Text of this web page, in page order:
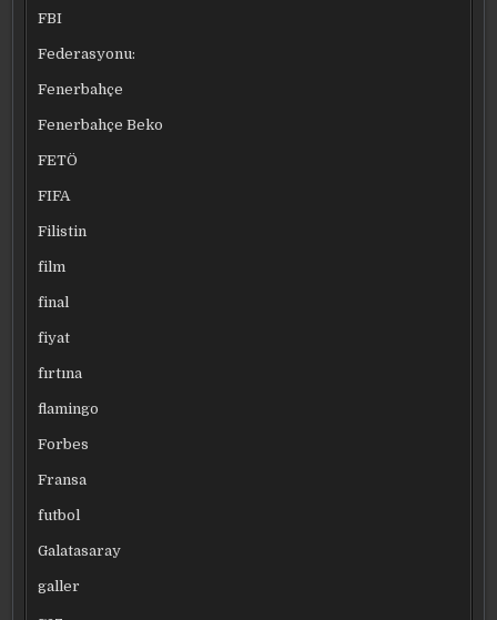
FBI
Federasyonu:
Fenerbahçe
Fenerbahçe Beko
FETÖ
FIFA
Filistin
film
final
fiyat
fırtına
flamingo
Forbes
Fransa
futbol
Galatasaray
galler